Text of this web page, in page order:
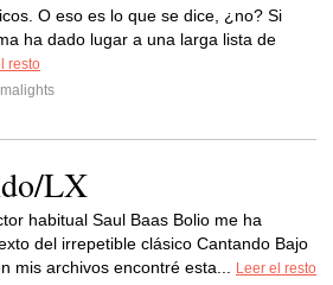
O eso es lo que se dice, ¿no? Si
ha dado lugar a una larga lista de
resto
LX
habitual Saul Baas Bolio me ha
del irrepetible clásico Cantando Bajo
mis archivos encontré esta...
Leer el resto